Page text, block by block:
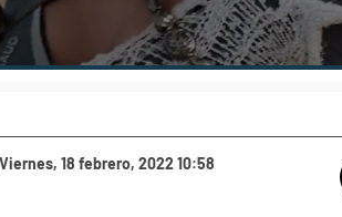
Viernes, 18 febrero, 2022 10:58